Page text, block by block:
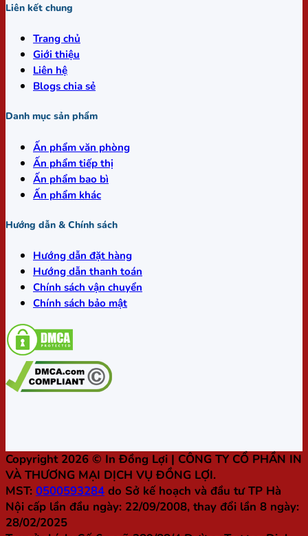
Liên kết chung
Trang chủ
Giới thiệu
Liên hệ
Blogs chia sẻ
Danh mục sản phẩm
Ấn phẩm văn phòng
Ấn phẩm tiếp thị
Ấn phẩm bao bì
Ấn phẩm khác
Hướng dẫn & Chính sách
Hướng dẫn đặt hàng
Hướng dẫn thanh toán
Chính sách vận chuyển
Chính sách bảo mật
Copyright 2026 © In Đồng Lợi | CÔNG TY CỔ PHẦN IN
VÀ THƯƠNG MẠI DỊCH VỤ ĐỒNG LỢI.
MST: 0500593284 do Sở kế hoạch và đầu tư TP Hà
Nội cấp lần đầu ngày: 22/09/2008, thay đổi lần 8 ngày:
28/02/2025